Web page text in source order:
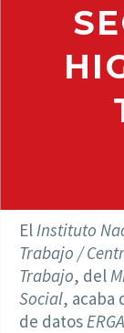
ElInstituto
Trabajo /
Trabajo, del
Social, acaba
de datosERGA